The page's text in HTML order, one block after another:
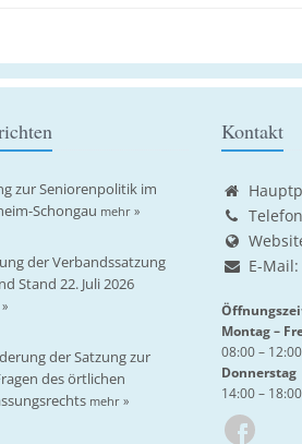
zur Seniorenpolitik im
Schongau mehr »
der Verbandssatzung
Stand 22. Juli 2026
der Satzung zur
des örtlichen
mehr »
Kontakt
E-Mail:
Montag –
08:00 –
Donnerstag
14:00 –